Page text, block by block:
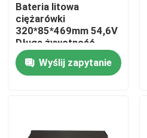
Dom
O nas
Bateria litowa
ciężarówki
320*85*469mm 54,6V
Długa żywotność
Wyślij zapytanie